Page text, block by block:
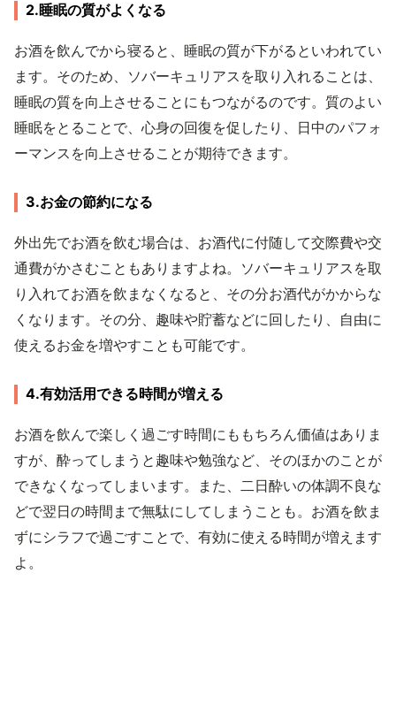
2.睡眠の質がよくなる
お酒を飲んでから寝ると、睡眠の質が下がるといわれてい
ます。そのため、ソバーキュリアスを取り入れることは、
睡眠の質を向上させることにもつながるのです。質のよい
睡眠をとることで、心身の回復を促したり、日中のパフォ
ーマンスを向上させることが期待できます。
3.お金の節約になる
外出先でお酒を飲む場合は、お酒代に付随して交際費や交
通費がかさむこともありますよね。ソバーキュリアスを取
り入れてお酒を飲まなくなると、その分お酒代がかからな
くなります。その分、趣味や貯蓄などに回したり、自由に
使えるお金を増やすことも可能です。
4.有効活用できる時間が増える
お酒を飲んで楽しく過ごす時間にももちろん価値はありま
すが、酔ってしまうと趣味や勉強など、そのほかのことが
できなくなってしまいます。また、二日酔いの体調不良な
どで翌日の時間まで無駄にしてしまうことも。お酒を飲ま
ずにシラフで過ごすことで、有効に使える時間が増えます
よ。